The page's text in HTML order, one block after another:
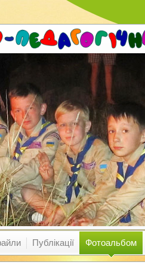
Публікації Фотоальбом